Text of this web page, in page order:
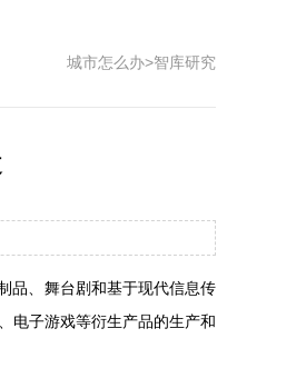
城市怎么办>智库研究
品、舞台剧和基于现代信息传
电子游戏等衍生产品的生产和